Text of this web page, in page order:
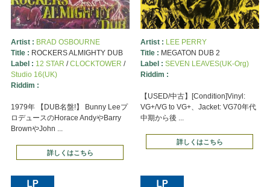
Artist : BRAD OSBOURNE
Title : ROCKERS ALMIGHTY DUB
Label : 12 STAR /CLOCKTOWER /
Studio 16(UK)
Riddim :
1979年 【DUB名盤!】 Bunny Leeプ
ロデュースのHorace AndyやBarry
BrownやJohn ...
詳しくはこちら
Artist : LEE PERRY
Title : MEGATON DUB 2
Label : SEVEN LEAVES(UK-Org)
Riddim :
【USED/中古】[Condition]Vinyl:
VG+/VG to VG+、Jacket: VG70年代
中期から後 ...
詳しくはこちら